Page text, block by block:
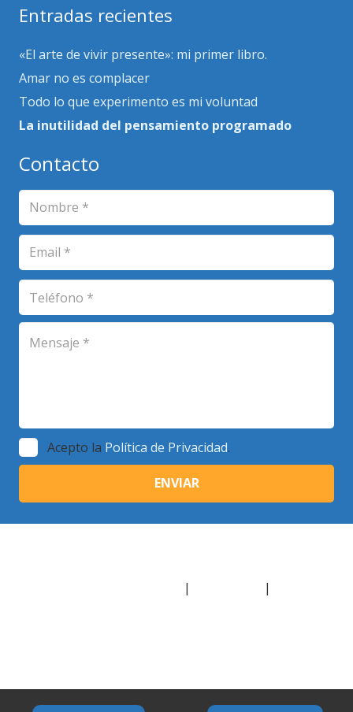
Entradas recientes
«El arte de vivir presente»: mi primer libro.
Amar no es complacer
Todo lo que experimento es mi voluntad
La inutilidad del pensamiento programado
Contacto
Acepto la Política de Privacidad.
| |